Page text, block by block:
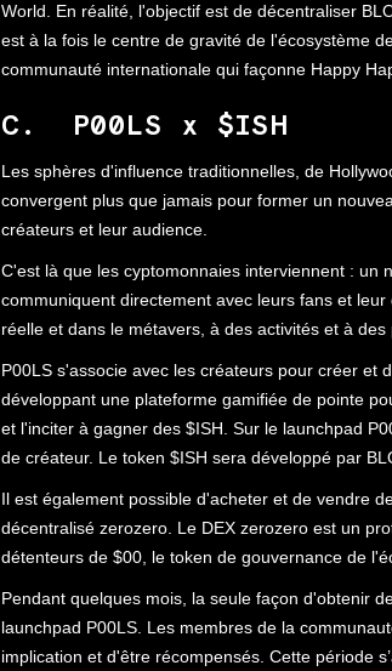
World. En réalité, l'objectif est de décentraliser
est à la fois le centre de gravité de l'écosystème
communauté internationale qui façonne Happy
C. P00LS x $ISH
Les sphères d'influence traditionnelles, de
convergent plus que jamais pour former un
créateurs et leur audience.
C'est là que les cyptomonnaies interviennent : un
communiquent directement avec leurs fans et
réelle et dans le métavers, à des activités et à des
P00LS s'associe avec les créateurs pour créer et
développant une plateforme gamifiée de pointe
et l'inciter à gagner des $ISH. Sur le launchpad
de créateur. Le token $ISH sera développé par
Il est également possible d'acheter et de vendre
décentralisé zerozero. Le DEX zerozero est un
détenteurs de $00, le token de gouvernance de
Pendant quelques mois, la seule façon d'obtenir
launchpad P00LS. Les membres de la
implication et d'être récompensés. Cette période